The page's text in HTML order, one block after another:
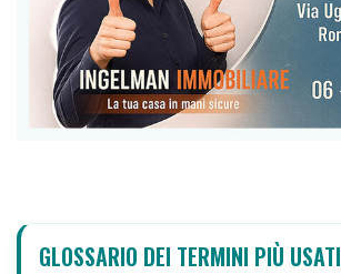
GLOSSARIO DEI TERMINI PIÙ USATI